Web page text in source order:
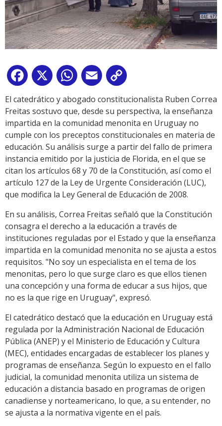
Facebook
X WhatsApp
Email
Link
El catedrático y abogado constitucionalista Ruben Correa
Freitas sostuvo que, desde su perspectiva, la enseñanza
impartida en la comunidad menonita en Uruguay no
cumple con los preceptos constitucionales en materia de
educación. Su análisis surge a partir del fallo de primera
instancia emitido por la justicia de Florida, en el que se
citan los artículos 68 y 70 de la Constitución, así como el
artículo 127 de la Ley de Urgente Consideración (LUC),
que modifica la Ley General de Educación de 2008.
En su análisis, Correa Freitas señaló que la Constitución
consagra el derecho a la educación a través de
instituciones reguladas por el Estado y que la enseñanza
impartida en la comunidad menonita no se ajusta a estos
requisitos. "No soy un especialista en el tema de los
menonitas, pero lo que surge claro es que ellos tienen
una concepción y una forma de educar a sus hijos, que
no es la que rige en Uruguay", expresó.
El catedrático destacó que la educación en Uruguay está
regulada por la Administración Nacional de Educación
Pública (ANEP) y el Ministerio de Educación y Cultura
(MEC), entidades encargadas de establecer los planes y
programas de enseñanza. Según lo expuesto en el fallo
judicial, la comunidad menonita utiliza un sistema de
educación a distancia basado en programas de origen
canadiense y norteamericano, lo que, a su entender, no
se ajusta a la normativa vigente en el país.